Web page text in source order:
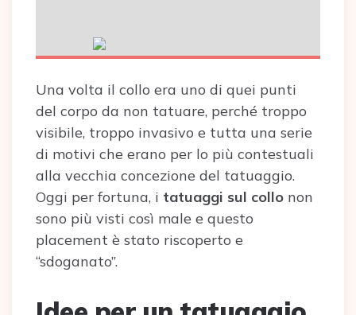
Una volta il collo era uno di quei punti
del corpo da non tatuare, perché troppo
visibile, troppo invasivo e tutta una serie
di motivi che erano per lo più contestuali
alla vecchia concezione del tatuaggio.
Oggi per fortuna, i tatuaggi sul collo non
sono più visti così male e questo
placement è stato riscoperto e
“sdoganato”.